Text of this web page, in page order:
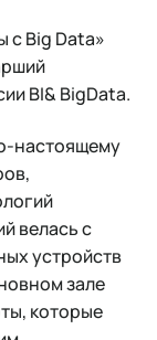
с Big Data»
BI& BigData.
настоящему
велась с
устройств
зале
которые